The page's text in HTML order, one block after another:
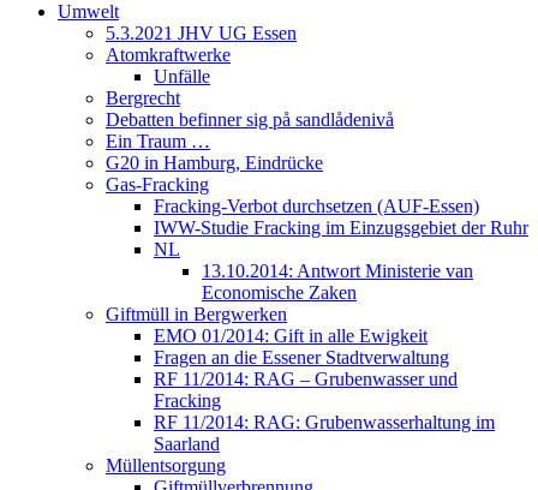
Umwelt
5.3.2021 JHV UG Essen
Atomkraftwerke
Unfälle
Bergrecht
Debatten befinner sig på sandlådenivå
Ein Traum …
G20 in Hamburg, Eindrücke
Gas-Fracking
Fracking-Verbot durchsetzen (AUF-Essen)
IWW-Studie Fracking im Einzugsgebiet der Ruhr
NL
13.10.2014: Antwort Ministerie van
Economische Zaken
Giftmüll in Bergwerken
EMO 01/2014: Gift in alle Ewigkeit
Fragen an die Essener Stadtverwaltung
RF 11/2014: RAG – Grubenwasser und
Fracking
RF 11/2014: RAG: Grubenwasserhaltung im
Saarland
Müllentsorgung